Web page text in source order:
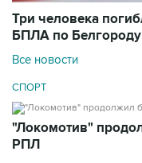
Три человека
БПЛА по Белгороду
Все новости
СПОРТ
"Локомотив"
РПЛ